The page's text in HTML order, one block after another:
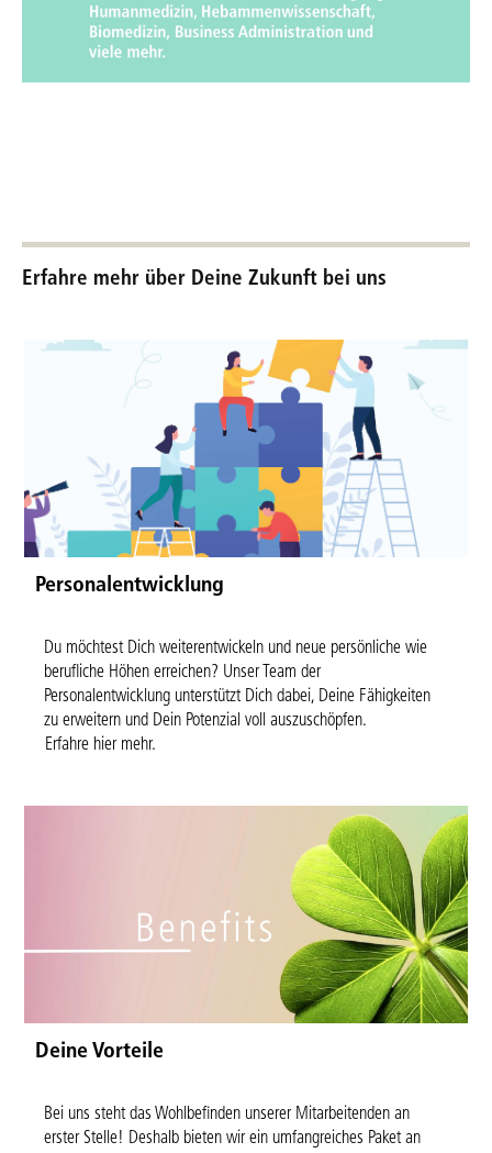
Erfahre mehr über Deine Zukunft bei uns
Personalentwicklung
Du möchtest Dich weiterentwickeln und neue persönliche wie
berufliche Höhen erreichen? Unser Team der
Personalentwicklung unterstützt Dich dabei, Deine Fähigkeiten
zu erweitern und Dein Potenzial voll auszuschöpfen.
Erfahre hier mehr.
Deine Vorteile
Bei uns steht das Wohlbefinden unserer Mitarbeitenden an
erster Stelle! Deshalb bieten wir ein umfangreiches Paket an